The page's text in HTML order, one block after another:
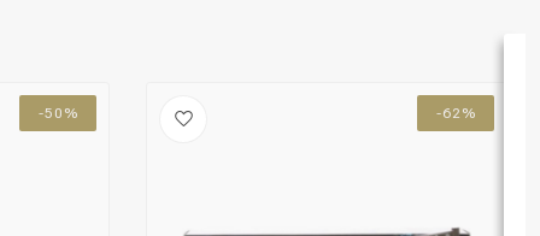
-50% -62%